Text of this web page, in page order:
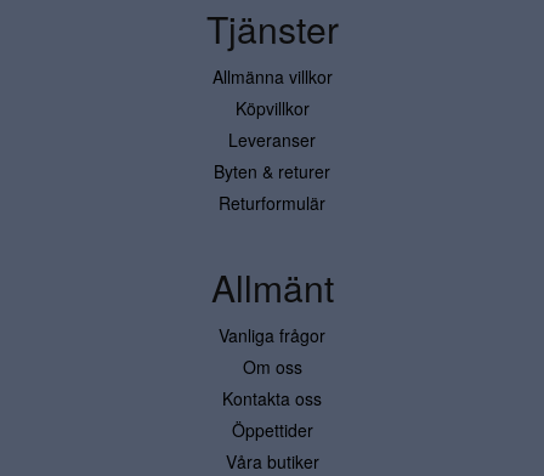
Tjänster
Allmänna villkor
Köpvillkor
Leveranser
Byten & returer
Returformulär
Allmänt
Vanliga frågor
Om oss
Kontakta oss
Öppettider
Våra butiker